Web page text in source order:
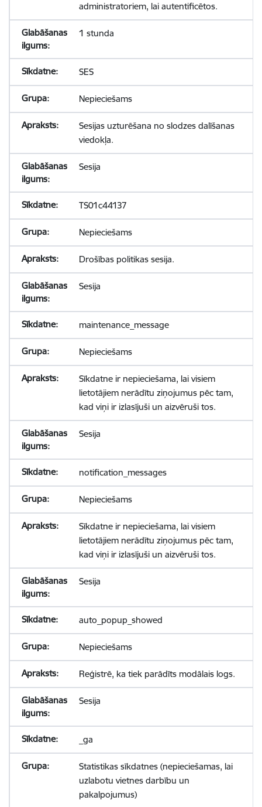
administratoriem, lai autentificētos.
1 stunda
SES
Nepieciešams
Sesijas uzturēšana no slodzes dalīšanas
viedokļa.
Sesija
TS01c44137
Nepieciešams
Drošības politikas sesija.
Sesija
maintenance_message
Nepieciešams
Sīkdatne ir nepieciešama, lai visiem
lietotājiem nerādītu ziņojumus pēc tam,
kad viņi ir izlasījuši un aizvēruši tos.
Sesija
notification_messages
Nepieciešams
Sīkdatne ir nepieciešama, lai visiem
lietotājiem nerādītu ziņojumus pēc tam,
kad viņi ir izlasījuši un aizvēruši tos.
Sesija
auto_popup_showed
Nepieciešams
Reģistrē, ka tiek parādīts modālais logs.
Sesija
_ga
Statistikas sīkdatnes (nepieciešamas, lai
uzlabotu vietnes darbību un
pakalpojumus)